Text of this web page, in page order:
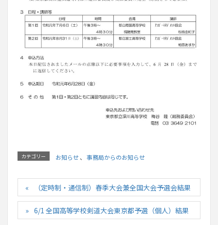
カテゴリー お知らせ、 事務局からのお知らせ
（定時制・通信制）春季大会兼全国大会予選会結果
6/1 全国高等学校剣道大会東京都予選（個人）結果